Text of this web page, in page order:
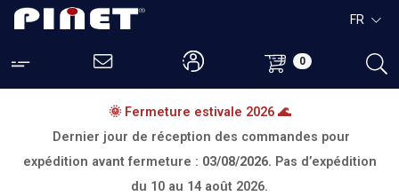
0
FR
🌞 Fermeture estivale 2026 🌊
Dernier jour de réception des commandes pour
expédition avant fermeture : 03/08/2026. Pas d’expédition
du 10 au 14 août 2026.